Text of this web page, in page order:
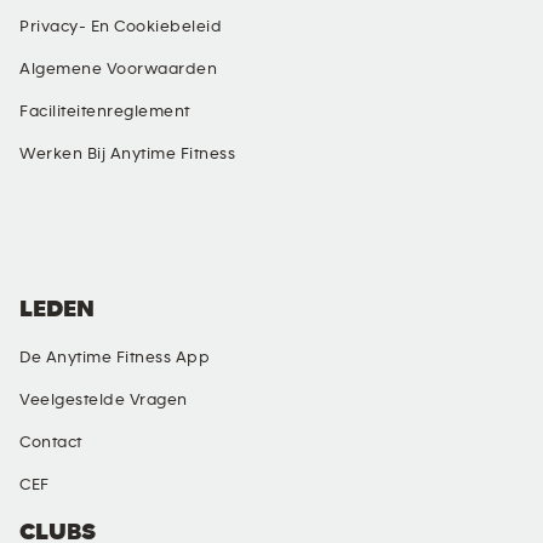
Privacy- En Cookiebeleid
Algemene Voorwaarden
Faciliteitenreglement
Werken Bij Anytime Fitness
CLUBS
LEDEN
De Anytime Fitness App
Veelgestelde Vragen
Contact
CEF